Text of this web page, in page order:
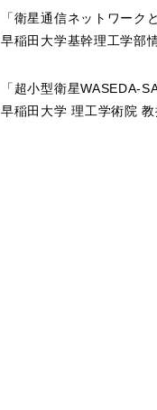
「衛星通信ネットワーク
早稲田大学基幹理工学
「超小型衛星WASEDA-
早稲田大学 理工学術院